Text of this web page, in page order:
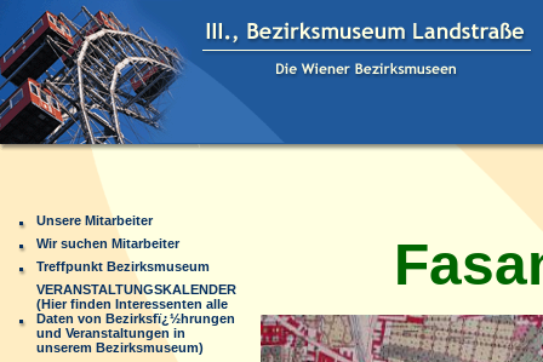
Unsere Mitarbeiter
Wir suchen Mitarbeiter
Treffpunkt Bezirksmuseum
VERANSTALTUNGSKALENDER
(Hier finden Interessenten alle
Daten von Bezirksfï¿½hrungen
und Veranstaltungen in
unserem Bezirksmuseum)